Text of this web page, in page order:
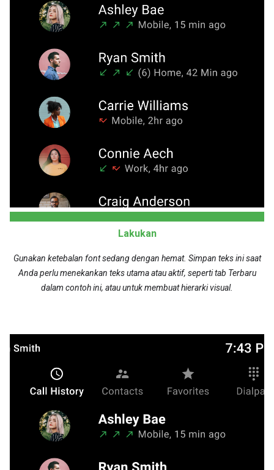
Lakukan
Gunakan ketebalan font sedang dengan hemat. Simpan teks ini saat
Anda perlu menekankan teks utama atau aktif, seperti tab Terbaru
dalam contoh ini, atau untuk membuat hierarki visual.